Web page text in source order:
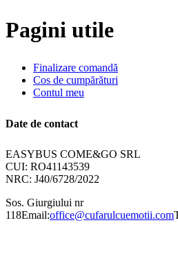
Pagini utile
Finalizare comandă
Cos de cumpărături
Contul meu
Date de contact
EASYBUS COME&GO SRL
CUI: RO41143539
NRC: J40/6728/2022
Sos. Giurgiului nr
118Email:office@cufarulcuemotii.com